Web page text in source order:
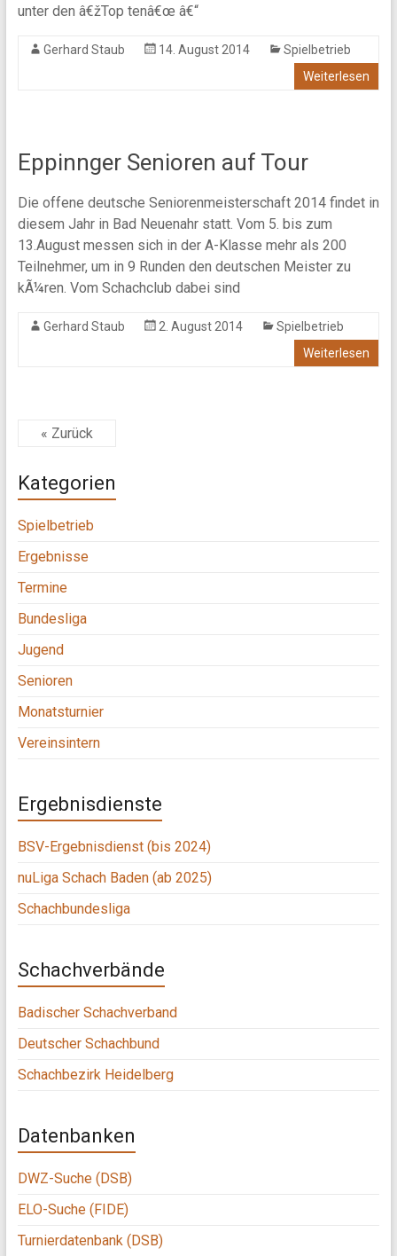
unter den â€žTop tenâ€œ â€“
Gerhard Staub 14. August 2014
Spielbetrieb
Weiterlesen
Eppinnger Senioren auf Tour
Die offene deutsche Seniorenmeisterschaft 2014 findet in
diesem Jahr in Bad Neuenahr statt. Vom 5. bis zum
13.August messen sich in der A-Klasse mehr als 200
Teilnehmer, um in 9 Runden den deutschen Meister zu
kÃ¼ren. Vom Schachclub dabei sind
Gerhard Staub 2. August 2014
Spielbetrieb
Weiterlesen
« Zurück
Kategorien
Spielbetrieb
Ergebnisse
Termine
Bundesliga
Jugend
Senioren
Monatsturnier
Vereinsintern
Ergebnisdienste
BSV-Ergebnisdienst (bis 2024)
nuLiga Schach Baden (ab 2025)
Schachbundesliga
Schachverbände
Badischer Schachverband
Deutscher Schachbund
Schachbezirk Heidelberg
Datenbanken
DWZ-Suche (DSB)
ELO-Suche (FIDE)
Turnierdatenbank (DSB)